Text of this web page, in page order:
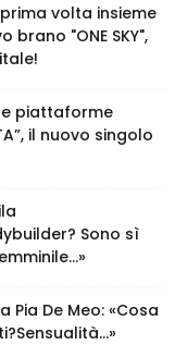
prima volta insieme
brano "ONE SKY",
piattaforme
il nuovo singolo
Sono sì
Pia De Meo: «Cosa